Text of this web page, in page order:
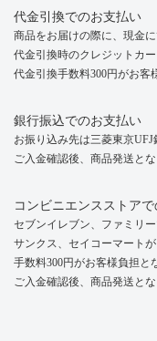
代金引換でのお支払い
商品をお届けの際に、現金に
代金引換時のクレジットカ
代金引換手数料300円がお客
銀行振込でのお支払い
お振り込み先は三菱東京UFJ
ご入金確認後、商品発送とな
コンビニエンスストア
セブンイレブン、ファミリ
サンクス、セイコーマートが
手数料300円がお客様負担と
ご入金確認後、商品発送とな